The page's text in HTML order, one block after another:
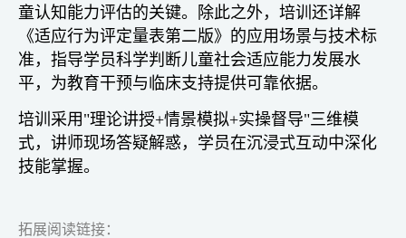
童认知能力评估的关键。除此之外，培训还详解
《适应行为评定量表第二版》的应用场景与技术标
准，指导学员科学判断儿童社会适应能力发展水
平，为教育干预与临床支持提供可靠依据。
培训采用"理论讲授+情景模拟+实操督导"三维模
式，讲师现场答疑解惑，学员在沉浸式互动中深化
技能掌握。
拓展阅读链接：